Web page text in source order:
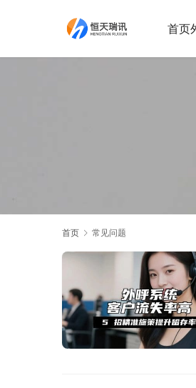
首页
首页 常见问题